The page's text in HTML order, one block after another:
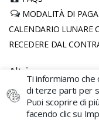
MODALITÀ DI
CALENDARIO LUNARE
RECEDERE DAL
Altri
AVVISO LEGALE
POLITICA DEI COOKIES
Ti informiamo
di terze parti per
Puoi scoprire di
facendo clic su